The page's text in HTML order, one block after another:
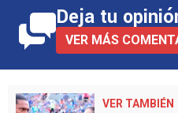
Deja tu
VER MÁS
VER TAMBIÉN